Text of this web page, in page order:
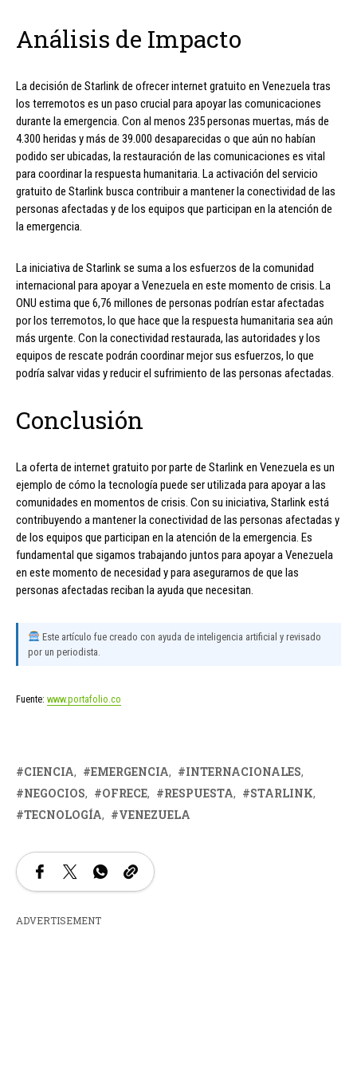
Análisis de Impacto
La decisión de Starlink de ofrecer internet gratuito en Venezuela tras
los terremotos es un paso crucial para apoyar las comunicaciones
durante la emergencia. Con al menos 235 personas muertas, más de
4.300 heridas y más de 39.000 desaparecidas o que aún no habían
podido ser ubicadas, la restauración de las comunicaciones es vital
para coordinar la respuesta humanitaria. La activación del servicio
gratuito de Starlink busca contribuir a mantener la conectividad de las
personas afectadas y de los equipos que participan en la atención de
la emergencia.
La iniciativa de Starlink se suma a los esfuerzos de la comunidad
internacional para apoyar a Venezuela en este momento de crisis. La
ONU estima que 6,76 millones de personas podrían estar afectadas
por los terremotos, lo que hace que la respuesta humanitaria sea aún
más urgente. Con la conectividad restaurada, las autoridades y los
equipos de rescate podrán coordinar mejor sus esfuerzos, lo que
podría salvar vidas y reducir el sufrimiento de las personas afectadas.
Conclusión
La oferta de internet gratuito por parte de Starlink en Venezuela es un
ejemplo de cómo la tecnología puede ser utilizada para apoyar a las
comunidades en momentos de crisis. Con su iniciativa, Starlink está
contribuyendo a mantener la conectividad de las personas afectadas y
de los equipos que participan en la atención de la emergencia. Es
fundamental que sigamos trabajando juntos para apoyar a Venezuela
en este momento de necesidad y para asegurarnos de que las
personas afectadas reciban la ayuda que necesitan.
Este artículo fue creado con ayuda de inteligencia artificial y revisado
por un periodista.
Fuente: www.portafolio.co
CIENCIA EMERGENCIA
INTERNACIONALES
NEGOCIOS
OFRECE RESPUESTA
STARLINK
TECNOLOGÍA
VENEZUELA
ADVERTISEMENT